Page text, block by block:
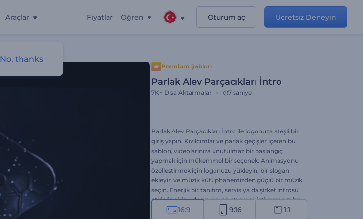
Araçlar Fiyatlar Öğren Oturum aç Ücretsiz Deneyin
Premium Şablon
Parlak Alev Parçacıkları İntro
7K+ Dışa Aktarmalar 7 saniye
Parlak Alev Parçacıkları İntro ile logonuza ateşli bir
giriş yapın. Kıvılcımlar ve parlak geçişler içeren bu
şablon, videolarınıza unutulmaz bir başlangıç
yapmak için mükemmel bir seçenek. Animasyonu
özelleştirmek için logonuzu yükleyin, bir slogan
ekleyin ve müzik kütüphanemizden güçlü bir müzik
seçin. Enerjik bir tanıtım, servis ya da şirket introsu,
etkinlik giriş videosu vs. oluşturmak istiyorsanız, bu
şablon sizin için en iyi çözüm. Hemen oluşturun!
16:9 9:16 1:1
No, thanks